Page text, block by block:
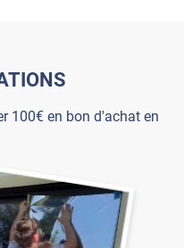
100€ en bon d'achat en